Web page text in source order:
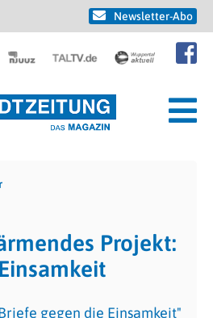
Newsletter-Abo
Projekt:
gegen die Einsamkeit"